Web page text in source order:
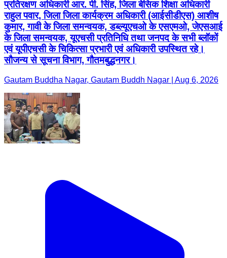
प्रतिरक्षण अधिकारी आर. पी. सिंह, जिला बेसिक शिक्षा अधिकारी
राहुल पवार, जिला जिला कार्यक्रम अधिकारी (आईसीडीएस) आशीष
कुमार, गावी के जिला समन्वयक, डब्ल्यूएचओ के एसएमओ, जेएसआई
के जिला समन्वयक, यूएचसी प्रतिनिधि तथा जनपद के सभी ब्लॉकों
एवं यूपीएचसी के चिकित्सा प्रभारी एवं अधिकारी उपस्थित रहे।
सौजन्य से सूचना विभाग, गौतमबुद्धनगर।
Gautam Buddha Nagar, Gautam Buddh Nagar | Aug 6, 2026